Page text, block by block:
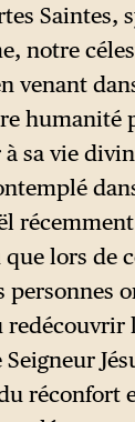
Saintes,
notre
venant
humanité
sa vie
lors de
personnes
redécouvrir
réconfort